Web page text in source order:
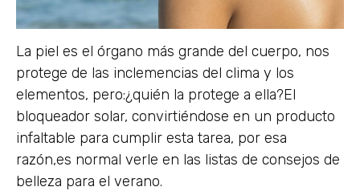
La piel es el órgano más grande del cuerpo, nos
protege de las inclemencias del clima y los
elementos, pero:¿quién la protege a ella?El
bloqueador solar, convirtiéndose en un producto
infaltable para cumplir esta tarea, por esa
razón,es normal verle en las listas de consejos de
belleza para el verano.